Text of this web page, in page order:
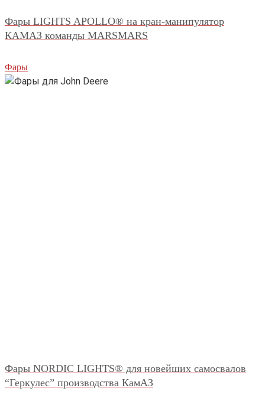
Фары LIGHTS APOLLO® на кран-манипулятор
КАМАЗ команды MARSMARS
Фары
Фары NORDIC LIGHTS® для новейших самосвалов
“Геркулес” производства КамАЗ